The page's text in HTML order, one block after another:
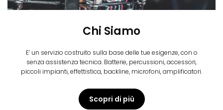
Chi Siamo
E’ un servizio costruito sulla base delle tue esigenze, con o
senza assistenza tecnica. Batterie, percussioni, accessori,
piccoli impianti, effettistica, backline, microfoni, amplificatori.
Scopri di più